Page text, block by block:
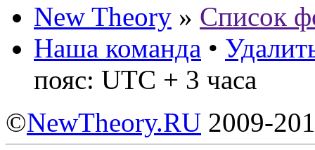
New Theory » Список
Наша команда •
пояс: UTC + 3 часа
©NewTheory.RU 2009-